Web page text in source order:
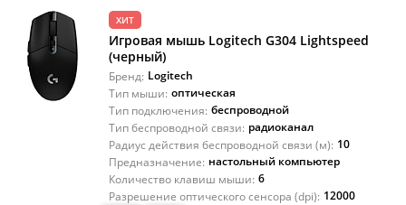
ХИТ
Игровая мышь Logitech G304 Lightspeed
(черный)
Бренд: Logitech
Тип мыши: оптическая
Тип подключения: беспроводной
Тип беспроводной связи: радиоканал
Радиус действия беспроводной связи (м): 10
Предназначение: настольный компьютер
Количество клавиш мыши: 6
Разрешение оптического сенсора (dpi): 12000